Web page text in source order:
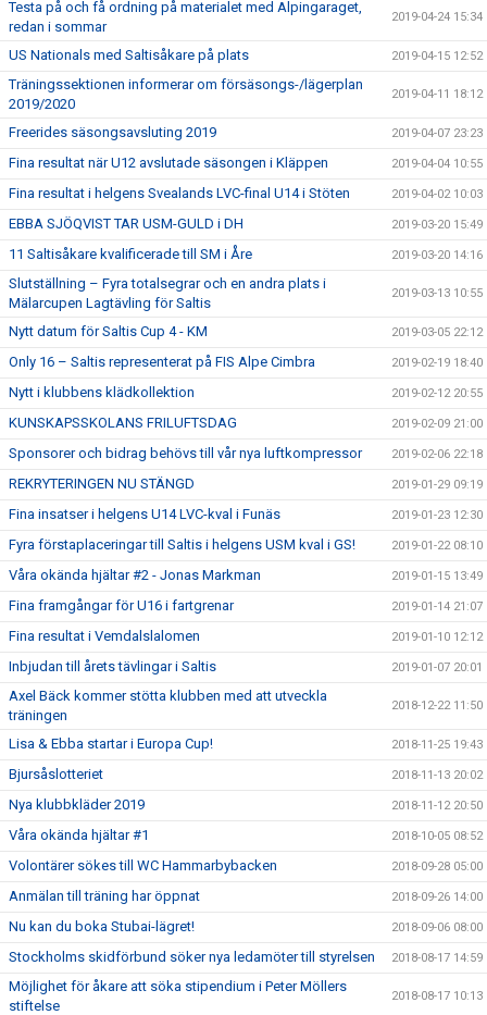
Testa på och få ordning på materialet med Alpingaraget,
redan i sommar
2019-04-24 15:34
US Nationals med Saltisåkare på plats 2019-04-15 12:52
Träningssektionen informerar om försäsongs-/lägerplan
2019/2020
2019-04-11 18:12
Freerides säsongsavsluting 2019 2019-04-07 23:23
Fina resultat när U12 avslutade säsongen i Kläppen 2019-04-04 10:55
Fina resultat i helgens Svealands LVC-final U14 i Stöten 2019-04-02 10:03
EBBA SJÖQVIST TAR USM-GULD i DH 2019-03-20 15:49
11 Saltisåkare kvalificerade till SM i Åre 2019-03-20 14:16
Slutställning – Fyra totalsegrar och en andra plats i
Mälarcupen Lagtävling för Saltis
2019-03-13 10:55
Nytt datum för Saltis Cup 4 - KM 2019-03-05 22:12
Only 16 – Saltis representerat på FIS Alpe Cimbra 2019-02-19 18:40
Nytt i klubbens klädkollektion 2019-02-12 20:55
KUNSKAPSSKOLANS FRILUFTSDAG 2019-02-09 21:00
Sponsorer och bidrag behövs till vår nya luftkompressor 2019-02-06 22:18
REKRYTERINGEN NU STÄNGD 2019-01-29 09:19
Fina insatser i helgens U14 LVC-kval i Funäs 2019-01-23 12:30
Fyra förstaplaceringar till Saltis i helgens USM kval i GS! 2019-01-22 08:10
Våra okända hjältar #2 - Jonas Markman 2019-01-15 13:49
Fina framgångar för U16 i fartgrenar 2019-01-14 21:07
Fina resultat i Vemdalslalomen 2019-01-10 12:12
Inbjudan till årets tävlingar i Saltis 2019-01-07 20:01
Axel Bäck kommer stötta klubben med att utveckla
träningen
2018-12-22 11:50
Lisa & Ebba startar i Europa Cup! 2018-11-25 19:43
Bjursåslotteriet 2018-11-13 20:02
Nya klubbkläder 2019 2018-11-12 20:50
Våra okända hjältar #1 2018-10-05 08:52
Volontärer sökes till WC Hammarbybacken 2018-09-28 05:00
Anmälan till träning har öppnat 2018-09-26 14:00
Nu kan du boka Stubai-lägret! 2018-09-06 08:00
Stockholms skidförbund söker nya ledamöter till styrelsen 2018-08-17 14:59
Möjlighet för åkare att söka stipendium i Peter Möllers
stiftelse
2018-08-17 10:13